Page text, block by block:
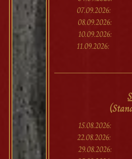
08.09.2026:
10.09.2026:
15.08.2026:
29.08.2026: